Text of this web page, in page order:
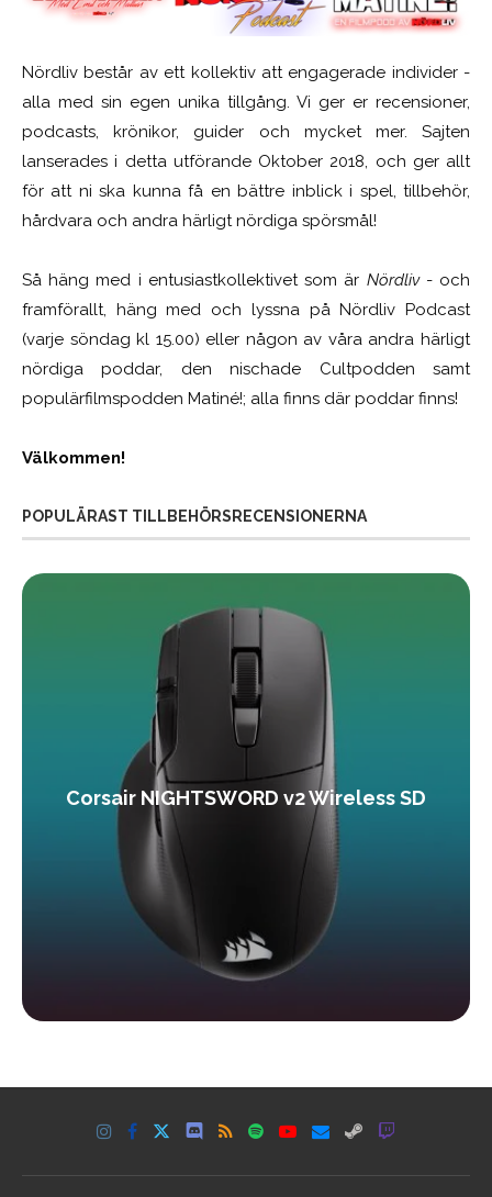
Nördliv består av ett kollektiv att engagerade individer -
alla med sin egen unika tillgång. Vi ger er recensioner,
podcasts, krönikor, guider och mycket mer. Sajten
lanserades i detta utförande Oktober 2018, och ger allt
för att ni ska kunna få en bättre inblick i spel, tillbehör,
hårdvara och andra härligt nördiga spörsmål!
Så häng med i entusiastkollektivet som är Nördliv- och
framförallt, häng med och lyssna på Nördliv Podcast
(varje söndag kl 15.00) eller någon av våra andra härligt
nördiga poddar, den nischade Cultpodden samt
populärfilmspodden Matiné!; alla finns där poddar finns!
Välkommen!
POPULÄRAST TILLBEHÖRSRECENSIONERNA
Corsair NIGHTSWORD v2 Wireless SD